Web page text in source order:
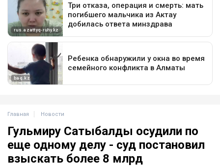
Главная Новости
Гульмиру Сатыбалды осудили по
еще одному делу - суд постановил
взыскать более 8 млрд